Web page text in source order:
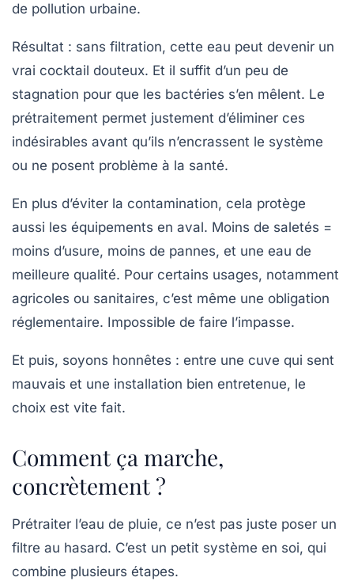
de pollution urbaine.
Résultat : sans filtration, cette eau peut devenir un
vrai cocktail douteux. Et il suffit d’un peu de
stagnation pour que les bactéries s’en mêlent. Le
prétraitement permet justement d’éliminer ces
indésirables avant qu’ils n’encrassent le système
ou ne posent problème à la santé.
En plus d’éviter la contamination, cela protège
aussi les équipements en aval. Moins de saletés =
moins d’usure, moins de pannes, et une eau de
meilleure qualité. Pour certains usages, notamment
agricoles ou sanitaires, c’est même une obligation
réglementaire. Impossible de faire l’impasse.
Et puis, soyons honnêtes : entre une cuve qui sent
mauvais et une installation bien entretenue, le
choix est vite fait.
Comment ça marche,
concrètement ?
Prétraiter l’eau de pluie, ce n’est pas juste poser un
filtre au hasard. C’est un petit système en soi, qui
combine plusieurs étapes.